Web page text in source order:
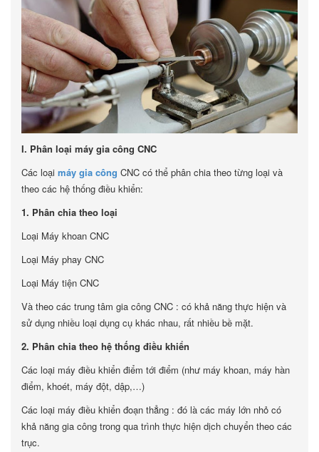
I. Phân loại máy gia công CNC
Các loại máy gia công CNC có thể phân chia theo từng loại và
theo các hệ thống điều khiển:
1. Phân chia theo loại
Loại Máy khoan CNC
Loại Máy phay CNC
Loại Máy tiện CNC
Và theo các trung tâm gia công CNC : có khả năng thực hiện và
sử dụng nhiều loại dụng cụ khác nhau, rất nhiều bề mặt.
2. Phân chia theo hệ thống điều khiển
Các loại máy điều khiển điểm tới điểm (như máy khoan, máy hàn
điểm, khoét, máy đột, dập,…)
Các loại máy điều khiển đoạn thẳng : đó là các máy lớn nhỏ có
khả năng gia công trong qua trình thực hiện dịch chuyển theo các
trục.